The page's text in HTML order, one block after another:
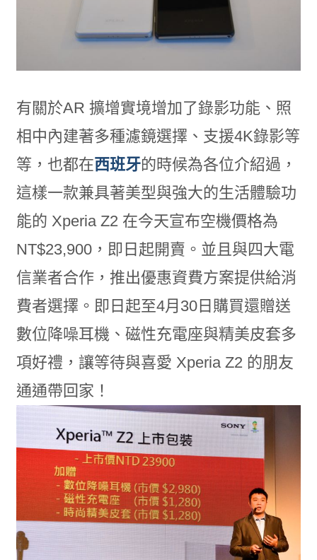
有關於AR 擴增實境增加了錄影功能、照
相中內建著多種濾鏡選擇、支援4K錄影等
等，也都在西班牙的時候為各位介紹過，
這樣一款兼具著美型與強大的生活體驗功
能的 Xperia Z2 在今天宣布空機價格為
NT$23,900，即日起開賣。並且與四大電
信業者合作，推出優惠資費方案提供給消
費者選擇。即日起至4月30日購買還贈送
數位降噪耳機、磁性充電座與精美皮套多
項好禮，讓等待與喜愛 Xperia Z2 的朋友
通通帶回家！